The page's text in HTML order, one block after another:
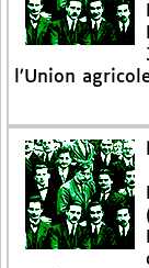
l’Union